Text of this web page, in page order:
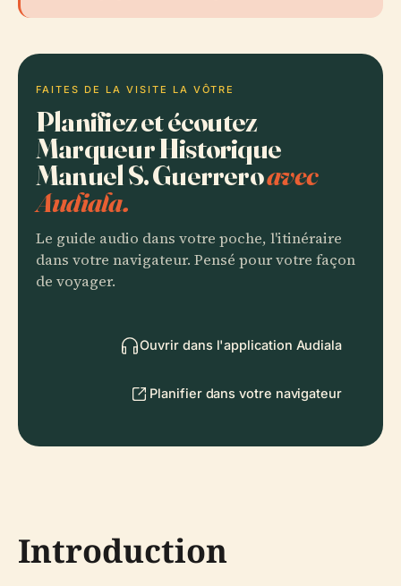
FAITES DE LA VISITE LA VÔTRE
Planifiez et écoutez
Marqueur Historique
Manuel S. Guerreroavec
Audiala.
Le guide audio dans votre poche, l'itinéraire
dans votre navigateur. Pensé pour votre façon
de voyager.
Ouvrir dans l'application Audiala
Planifier dans votre navigateur
Introduction